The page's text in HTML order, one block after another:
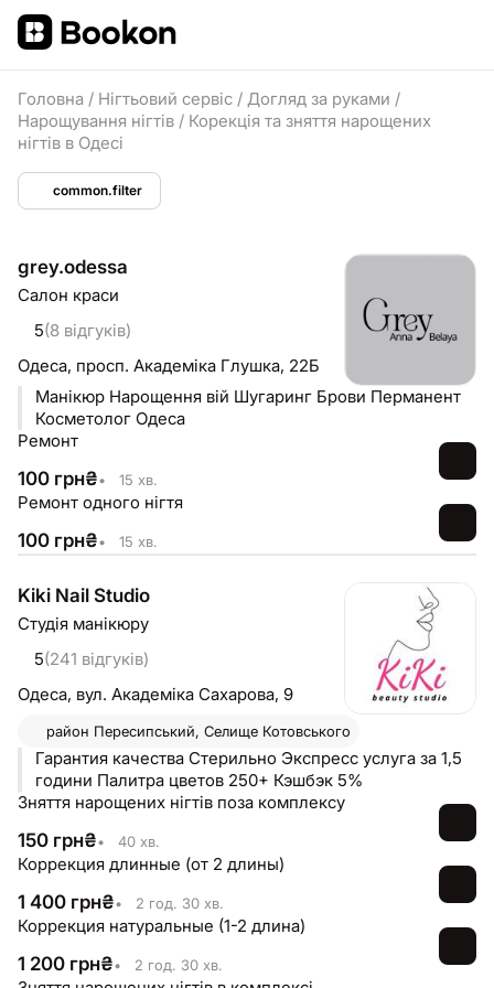
Головна / Нігтьовий сервіс / Догляд за руками /
Нарощування нігтів / Корекція та зняття нарощених
нігтів в Одесі
common.filter
grey.odessa
Салон краси
5(8 відгуків)
Одеса, просп. Академіка Глушка, 22Б
Манікюр Нарощення вій Шугаринг Брови Перманент
Косметолог Одеса
Ремонт
100 грн₴• 15 хв.
Ремонт одного нігтя
100 грн₴• 15 хв.
Kiki Nail Studio
Студія манікюру
5(241 відгуків)
Одеса, вул. Академiка Сахарова, 9
район Пересипський, Селище Котовського
Гарантия качества Стерильно Экспресс услуга за 1,5
години Палитра цветов 250+ Кэшбэк 5%
Зняття нарощених нігтів поза комплексу
150 грн₴• 40 хв.
Коррекция длинные (от 2 длины)
1 400 грн₴• 2 год. 30 хв.
Коррекция натуральные (1-2 длина)
1 200 грн₴• 2 год. 30 хв.